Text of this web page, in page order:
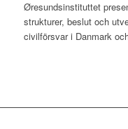
Øresundsinstituttet
strukturer, beslut och
civilförsvar i Danmark